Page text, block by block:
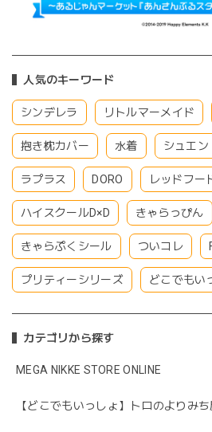
人気のキーワード
シンデレラ リトルマーメイド
抱き枕カバー 水着 シュエン
ラプラス DORO レッドフー
ハイスクールD×D きゃらっぴん
きゃらぷくシール ついコレ
プリティーシリーズ どこでもい
カテゴリから探す
MEGA NIKKE STORE ONLINE
【どこでもいっしょ】トロのよりみ